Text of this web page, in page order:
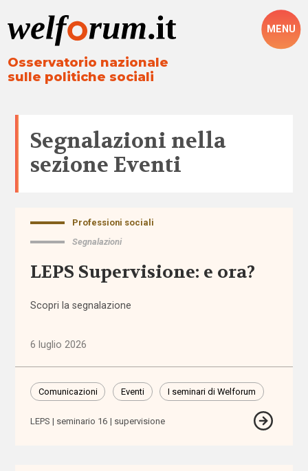
Osservatorio nazionale
sulle politiche sociali
MENU
Segnalazioni nella
sezione Eventi
Tutto
politiche
(744)
Famiglie,
infanzia e
Professioni sociali
Segnalazioni
LEPS Supervisione: e ora?
Scopri la segnalazione
6 luglio 2026
Comunicazioni Eventi I seminari di Welforum
LEPS seminario 16 supervisione